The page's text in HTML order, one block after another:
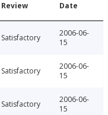
Review Date
Satisfactory
2006-06-
15
Satisfactory
2006-06-
15
Satisfactory
2006-06-
15